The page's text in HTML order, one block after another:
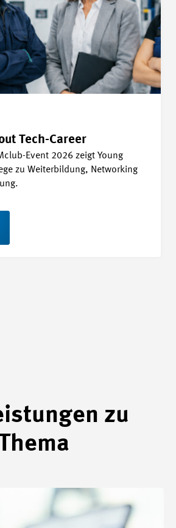
Tech-Career
Event 2026 zeigt Young
zu Weiterbildung, Networking
zu